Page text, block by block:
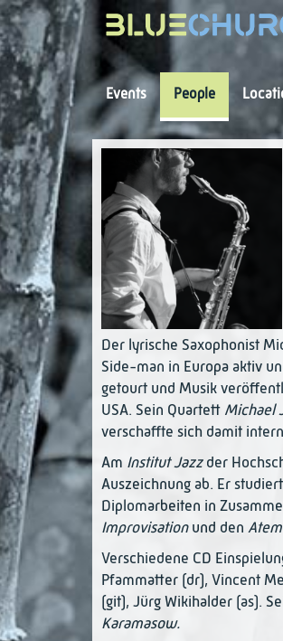
Navigation
Events People
Der lyrische Saxophonist
Side-man in Europa aktiv
getourt und Musik
USA. Sein Quartett Michael
verschaffte sich damit
Am Institut Jazzder
Auszeichnung ab. Er
Diplomarbeiten in
Improvisationund den
Verschiedene CD
Pfammatter (dr), Vincent
(git), Jürg Wikihalder (as).
Karamasow.